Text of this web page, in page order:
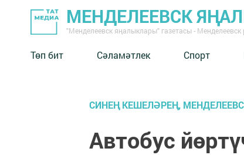
МЕНДЕЛЕЕВСК
"Менделеевск яңалыклары" газетасы - Менделеевск
Төп бит Сәламәтлек Спорт
СИНЕҢ КЕШЕЛӘРЕҢ,
Автобус